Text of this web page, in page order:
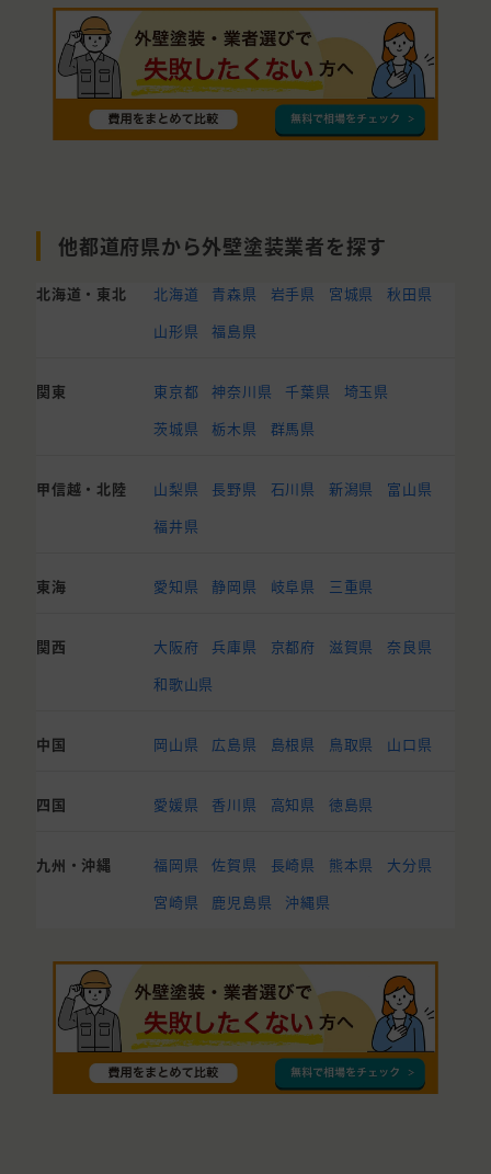
他都道府県から外壁塗装業者を探す
北海道・東北 北海道 青森県 岩手県 宮城県
秋田県
山形県
福島県
関東 東京都 神奈川県 千葉県
埼玉県
茨城県
栃木県 群馬県
甲信越・北陸 山梨県 長野県 石川県 新潟県
富山県
福井県
東海 愛知県 静岡県 岐阜県 三重県
関西 大阪府 兵庫県 京都府 滋賀県
奈良県
和歌山県
中国 岡山県 広島県 島根県 鳥取県 山口県
四国 愛媛県 香川県 高知県 徳島県
九州・沖縄 福岡県 佐賀県 長崎県 熊本県
大分県
宮崎県
鹿児島県 沖縄県